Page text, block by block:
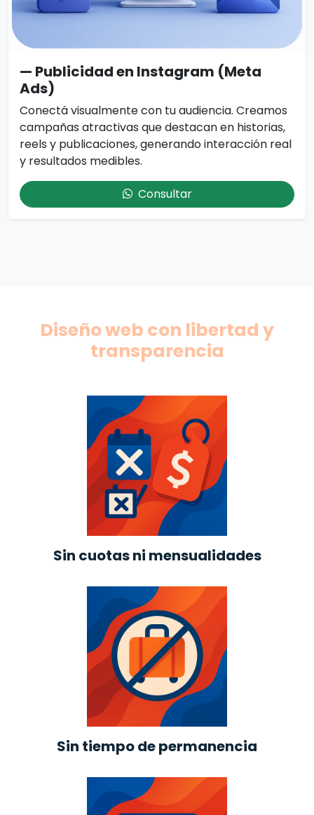
— Publicidad en Instagram (Meta
Ads)
Conectá visualmente con tu audiencia. Creamos
campañas atractivas que destacan en historias,
reels y publicaciones, generando interacción real
y resultados medibles.
Consultar
Diseño web con libertad y
transparencia
Sin cuotas ni mensualidades
Sin tiempo de permanencia